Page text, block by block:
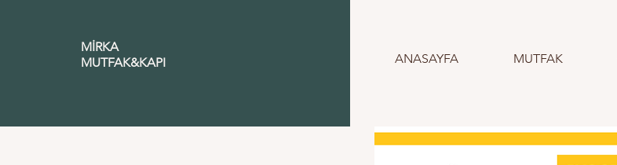
MİRKA
MUTFAK&KAPI
ANASAYFA MUTFAK